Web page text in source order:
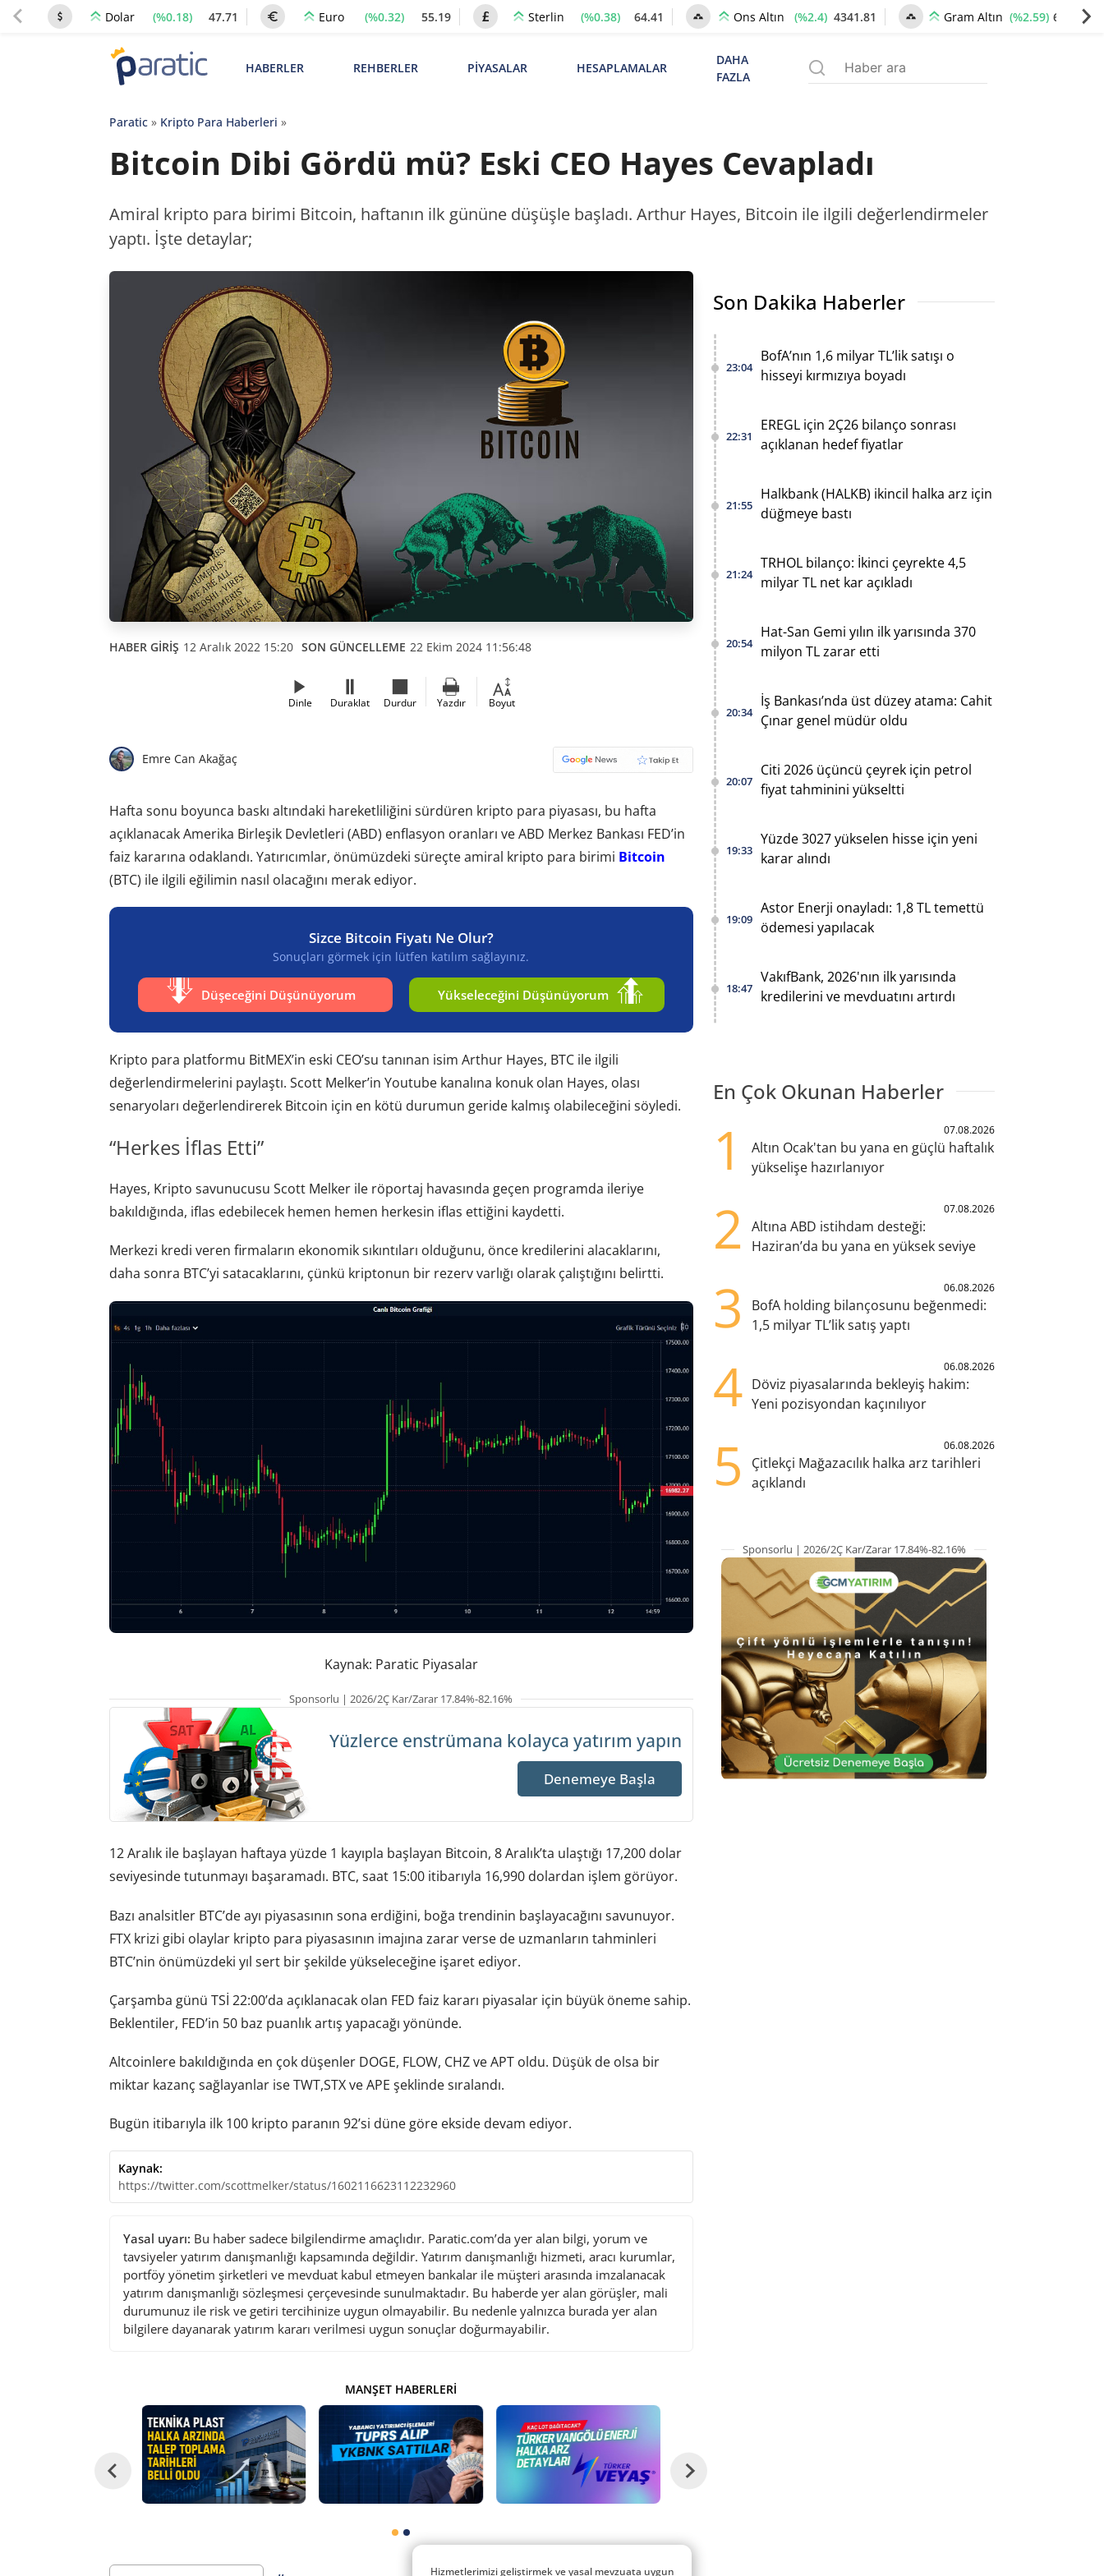
Dolar (%0.18) 47.71 Euro (%0.32) 55.19 Sterlin (%0.38) 64.41 Ons Altın (%2.4) 4341.81 Gram Altın (%2.59) 6660.55
HABERLER REHBERLER PİYASALAR HESAPLAMALAR
DAHA
FAZLA
Paratic» Kripto Para Haberleri »
Bitcoin Dibi Gördü mü? Eski CEO Hayes Cevapladı
Amiral kripto para birimi Bitcoin, haftanın ilk gününe düşüşle başladı. Arthur Hayes, Bitcoin ile ilgili değerlendirmeler
yaptı. İşte detaylar;
HABER GİRİŞ 12 Aralık 2022 15:20 SON GÜNCELLEME 22 Ekim 2024 11:56:48
Dinle Duraklat Durdur Yazdır Boyut
Emre Can Akağaç
Hafta sonu boyunca baskı altındaki hareketliliğini sürdüren kripto para piyasası, bu hafta
açıklanacak Amerika Birleşik Devletleri (ABD) enflasyon oranları ve ABD Merkez Bankası FED’in
faiz kararına odaklandı. Yatırıcımlar, önümüzdeki süreçte amiral kripto para birimi Bitcoin
(BTC) ile ilgili eğilimin nasıl olacağını merak ediyor.
Sizce Bitcoin Fiyatı Ne Olur?
Sonuçları görmek için lütfen katılım sağlayınız.
Düşeceğini Düşünüyorum Yükseleceğini Düşünüyorum
Kripto para platformu BitMEX’in eski CEO’su tanınan isim Arthur Hayes, BTC ile ilgili
değerlendirmelerini paylaştı. Scott Melker’in Youtube kanalına konuk olan Hayes, olası
senaryoları değerlendirerek Bitcoin için en kötü durumun geride kalmış olabileceğini söyledi.
“Herkes İflas Etti”
Hayes, Kripto savunucusu Scott Melker ile röportaj havasında geçen programda ileriye
bakıldığında, iflas edebilecek hemen hemen herkesin iflas ettiğini kaydetti.
Merkezi kredi veren firmaların ekonomik sıkıntıları olduğunu, önce kredilerini alacaklarını,
daha sonra BTC’yi satacaklarını, çünkü kriptonun bir rezerv varlığı olarak çalıştığını belirtti.
Kaynak: Paratic Piyasalar
Sponsorlu | 2026/2Ç Kar/Zarar 17.84%-82.16%
Yüzlerce enstrümana kolayca yatırım yapın
Denemeye Başla
12 Aralık ile başlayan haftaya yüzde 1 kayıpla başlayan Bitcoin, 8 Aralık’ta ulaştığı 17,200 dolar
seviyesinde tutunmayı başaramadı. BTC, saat 15:00 itibarıyla 16,990 dolardan işlem görüyor.
Bazı analsitler BTC’de ayı piyasasının sona erdiğini, boğa trendinin başlayacağını savunuyor.
FTX krizi gibi olaylar kripto para piyasasının imajına zarar verse de uzmanların tahminleri
BTC’nin önümüzdeki yıl sert bir şekilde yükseleceğine işaret ediyor.
Çarşamba günü TSİ 22:00’da açıklanacak olan FED faiz kararı piyasalar için büyük öneme sahip.
Beklentiler, FED’in 50 baz puanlık artış yapacağı yönünde.
Altcoinlere bakıldığında en çok düşenler DOGE, FLOW, CHZ ve APT oldu. Düşük de olsa bir
miktar kazanç sağlayanlar ise TWT,STX ve APE şeklinde sıralandı.
Bugün itibarıyla ilk 100 kripto paranın 92’si düne göre ekside devam ediyor.
Kaynak:
https://twitter.com/scottmelker/status/1602116623112232960
Yasal uyarı: Bu haber sadece bilgilendirme amaçlıdır. Paratic.com’da yer alan bilgi, yorum ve
tavsiyeler yatırım danışmanlığı kapsamında değildir. Yatırım danışmanlığı hizmeti, aracı kurumlar,
portföy yönetim şirketleri ve mevduat kabul etmeyen bankalar ile müşteri arasında imzalanacak
yatırım danışmanlığı sözleşmesi çerçevesinde sunulmaktadır. Bu haberde yer alan görüşler, mali
durumunuz ile risk ve getiri tercihinize uygun olmayabilir. Bu nedenle yalnızca burada yer alan
bilgilere dayanarak yatırım kararı verilmesi uygun sonuçlar doğurmayabilir.
MANŞET HABERLERI
Son Dakika Haberler
23:04
BofA’nın 1,6 milyar TL’lik satışı o
hisseyi kırmızıya boyadı
22:31
EREGL için 2Ç26 bilanço sonrası
açıklanan hedef fiyatlar
21:55
Halkbank (HALKB) ikincil halka arz için
düğmeye bastı
21:24
TRHOL bilanço: İkinci çeyrekte 4,5
milyar TL net kar açıkladı
20:54
Hat-San Gemi yılın ilk yarısında 370
milyon TL zarar etti
20:34
İş Bankası’nda üst düzey atama: Cahit
Çınar genel müdür oldu
20:07
Citi 2026 üçüncü çeyrek için petrol
fiyat tahminini yükseltti
19:33
Yüzde 3027 yükselen hisse için yeni
karar alındı
19:09
Astor Enerji onayladı: 1,8 TL temettü
ödemesi yapılacak
18:47
VakıfBank, 2026'nın ilk yarısında
kredilerini ve mevduatını artırdı
En Çok Okunan Haberler
1 07.08.2026
Altın Ocak'tan bu yana en güçlü haftalık
yükselişe hazırlanıyor
2 07.08.2026
Altına ABD istihdam desteği:
Haziran’da bu yana en yüksek seviye
3 06.08.2026
BofA holding bilançosunu beğenmedi:
1,5 milyar TL’lik satış yaptı
4 06.08.2026
Döviz piyasalarında bekleyiş hakim:
Yeni pozisyondan kaçınılıyor
5 06.08.2026
Çitlekçi Mağazacılık halka arz tarihleri
açıklandı
Sponsorlu | 2026/2Ç Kar/Zarar 17.84%-82.16%
Hizmetlerimizi geliştirmek ve yasal mevzuata uygun